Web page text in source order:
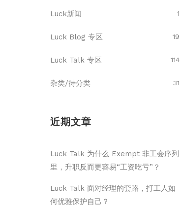
Luck新闻 1
Luck Blog 专区 19
Luck Talk 专区 114
杂类/待分类 31
近期文章
Luck Talk 为什么 Exempt 非工会序列
里，升职反而更容易“工资吃亏”？
Luck Talk 面对经理的套路，打工人如
何优雅保护自己？